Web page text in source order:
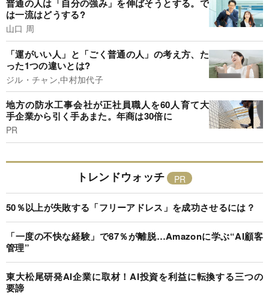
普通の人は「自分の強み」を伸ばそうとする。で
は一流はどうする?
山口 周
「運がいい人」と「ごく普通の人」の考え方、た
った1つの違いとは?
ジル・チャン,中村加代子
地方の防水工事会社が正社員職人を60人育て大
手企業から引く手あまた。年商は30倍に
PR
トレンドウォッチ
50％以上が失敗する「フリーアドレス」を成功させるには？
「一度の不快な経験」で87％が離脱…Amazonに学ぶ“AI顧客
管理”
東大松尾研発AI企業に取材！AI投資を利益に転換する三つの
要諦